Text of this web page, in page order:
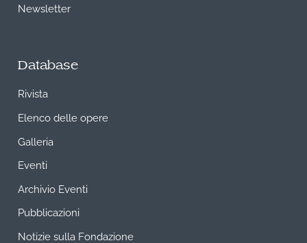
Newsletter
Database
Rivista
Elenco delle opere
Galleria
Eventi
Archivio Eventi
Pubblicazioni
Notizie sulla Fondazione